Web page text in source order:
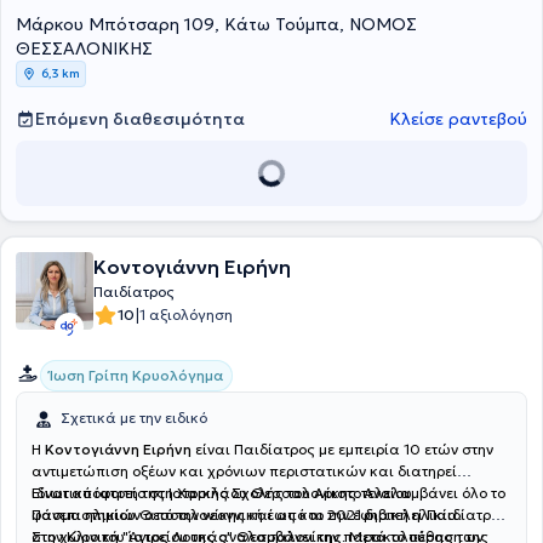
Μάρκου Μπότσαρη 109, Κάτω Τούμπα, ΝΟΜΟΣ
ΘΕΣΣΑΛΟΝΙΚΗΣ
6,3 km
Επόμενη διαθεσιμότητα Κλείσε ραντεβού
Κοντογιάννη Ειρήνη
Παιδίατρος
10|1 αξιολόγηση
Ίωση Γρίπη Κρυολόγημα
Σχετικά με την ειδικό
Η Κοντογιάννη Ειρήνη είναι Παιδίατρος με εμπειρία 10 ετών στην
αντιμετώπιση οξέων και χρόνιων περιστατικών και διατηρεί
ιδιωτικό ιατρείο στη Χαριλάου Θεσσαλονίκης. Αναλαμβάνει όλο το
φάσμα ηλικιών από την νεογνική έως και την εφηβική ηλικία.
Είναι απόφοιτη της Ιατρικής Σχολής του Αριστοτελείου
Πανεπιστημίου Θεσσαλονίκης και από το 2021 διατελεί Παιδίατρος
στην Κλινική "Άγιος Λουκάς" Θεσσαλονίκης. Μετά το πέρας των
Στο χώρο του ιατρείου της αναλαμβάνει την παρακολούθηση της